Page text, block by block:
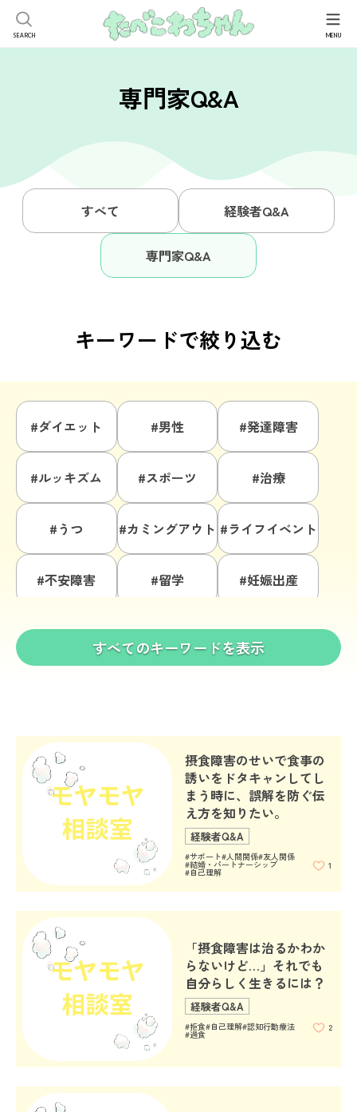
たべこわちゃんってなに？
OB・OG訪問室
元当事者
座談会・イベント
モヤモヤ相談室
経験者Q&A
専門家Q&A
摂食障害ピアサポートAlly Me
ダイエット 発達障害
カミングアウト
ライフイベント
妊娠出産
学校生活 配慮
非嘔吐過食
高校 部活動
通院
ソーシャルワーカー
認知行動療法
結婚・パートナーシップ
会食
生理
通信制高校・大学
自己肯定感
チューイング
過食嘔吐
肥満恐怖 受験
ボディイメージ
完璧主義 進学
専門家Q&A
すべて 経験者Q&A
専門家Q&A
キーワードで絞り込む
#ダイエット #男性 #発達障害
#ルッキズム #スポーツ #治療
#うつ #カミングアウト #ライフイベント
#不安障害 #留学 #妊娠出産
#就職活動 #学校生活 #配慮
#部活動 #自己理解 #通院
#管理栄養士 #サポート #病識
#大学院 #再発予防
#拒食 #入院
#過食
#ソーシャルワー
カー
#認知行動療法
#結婚・パートナ
ーシップ
#生理
#通信制高校・大
#自己肯定感
#過食嘔吐 #肥満恐怖 #受験
すべてのキーワードを表示
摂食障害のせいで食事の
誘いをドタキャンしてし
まう時に、誤解を防ぐ伝
え方を知りたい。
経験者Q&A
#サポート#人間関係#友人関係
#結婚・パートナーシップ
#自己理解
1
「摂食障害は治るかわか
らないけど…」それでも
自分らしく生きるには？
経験者Q&A
#拒食#自己理解#認知行動療法
#過食
2